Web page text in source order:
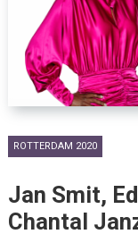
ROTTERDAM 2020
Jan Smit,
Chantal